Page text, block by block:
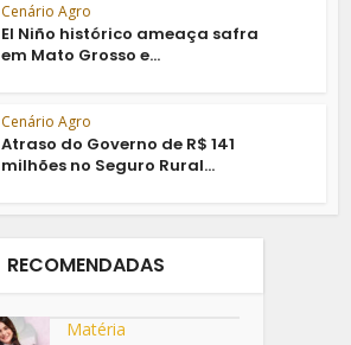
Cenário Agro
El Niño histórico ameaça safra
em Mato Grosso e...
Cenário Agro
Atraso do Governo de R$ 141
milhões no Seguro Rural...
RECOMENDADAS
Matéria